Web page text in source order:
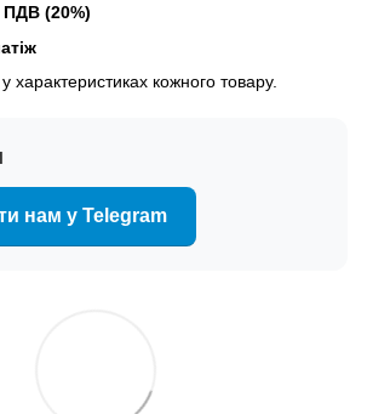
ПДВ (20%)
характеристиках кожного товару.
нам у Telegram